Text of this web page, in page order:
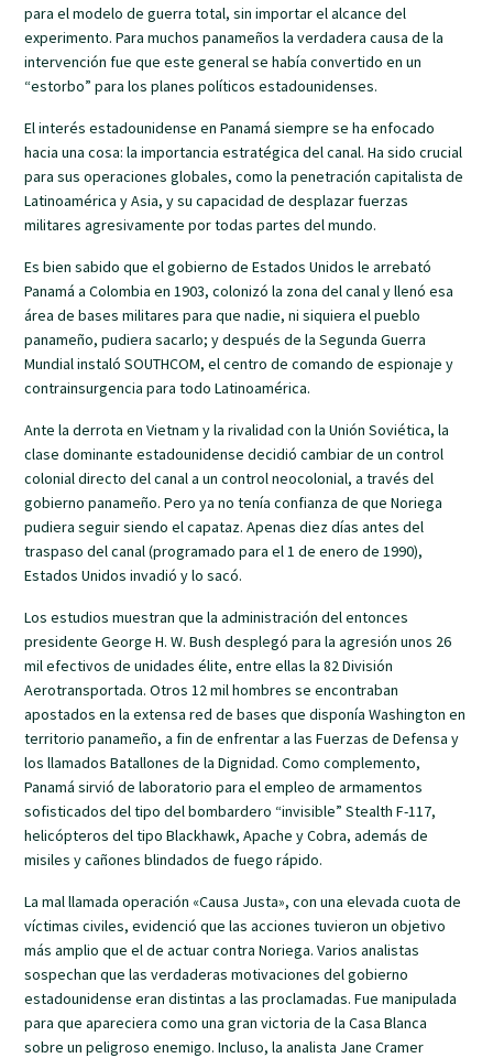
para el modelo de guerra total, sin importar el alcance del
experimento. Para muchos panameños la verdadera causa de la
intervención fue que este general se había convertido en un
“estorbo” para los planes políticos estadounidenses.
El interés estadounidense en Panamá siempre se ha enfocado
hacia una cosa: la importancia estratégica del canal. Ha sido crucial
para sus operaciones globales, como la penetración capitalista de
Latinoamérica y Asia, y su capacidad de desplazar fuerzas
militares agresivamente por todas partes del mundo.
Es bien sabido que el gobierno de Estados Unidos le arrebató
Panamá a Colombia en 1903, colonizó la zona del canal y llenó esa
área de bases militares para que nadie, ni siquiera el pueblo
panameño, pudiera sacarlo; y después de la Segunda Guerra
Mundial instaló SOUTHCOM, el centro de comando de espionaje y
contrainsurgencia para todo Latinoamérica.
Ante la derrota en Vietnam y la rivalidad con la Unión Soviética, la
clase dominante estadounidense decidió cambiar de un control
colonial directo del canal a un control neocolonial, a través del
gobierno panameño. Pero ya no tenía confianza de que Noriega
pudiera seguir siendo el capataz. Apenas diez días antes del
traspaso del canal (programado para el 1 de enero de 1990),
Estados Unidos invadió y lo sacó.
Los estudios muestran que la administración del entonces
presidente George H. W. Bush desplegó para la agresión unos 26
mil efectivos de unidades élite, entre ellas la 82 División
Aerotransportada. Otros 12 mil hombres se encontraban
apostados en la extensa red de bases que disponía Washington en
territorio panameño, a fin de enfrentar a las Fuerzas de Defensa y
los llamados Batallones de la Dignidad. Como complemento,
Panamá sirvió de laboratorio para el empleo de armamentos
sofisticados del tipo del bombardero “invisible” Stealth F-117,
helicópteros del tipo Blackhawk, Apache y Cobra, además de
misiles y cañones blindados de fuego rápido.
La mal llamada operación «Causa Justa», con una elevada cuota de
víctimas civiles, evidenció que las acciones tuvieron un objetivo
más amplio que el de actuar contra Noriega. Varios analistas
sospechan que las verdaderas motivaciones del gobierno
estadounidense eran distintas a las proclamadas. Fue manipulada
para que apareciera como una gran victoria de la Casa Blanca
sobre un peligroso enemigo. Incluso, la analista Jane Cramer